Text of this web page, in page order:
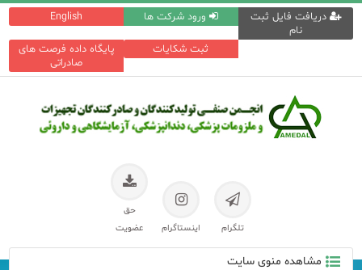
English ورود شرکت ها
دریافت فایل ثبت
نام
پایگاه داده فرصت های
صادراتی
ثبت شکایات
تلگرام اینستاگرام
حق
عضویت
مشاهده منوی سایت